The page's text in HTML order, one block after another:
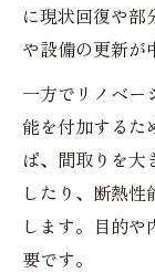
リフ
日本
英語や日
リフ
リフ
紹介
英語
に現状回復や
や設備の更新が
一方でリノベー
能を付加するた
ば、間取りを大
したり、断熱
します。目的
要です。